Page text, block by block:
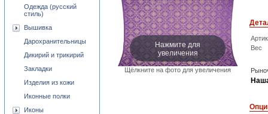
Нажмите для
увеличения
Щёлкните на фото для увеличения
Вес
Одежда (русский
стиль)
Вышивка
Дарохранительницы
Дикирий и трикирий
Закладки
Изделия из кожи
Иконные полки
Иконы